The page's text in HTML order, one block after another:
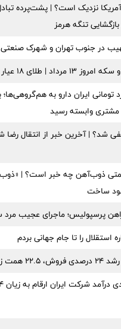
آمریکا نزدیک است؟ | پشت‌پرده
تنگه هرمز
در جنوب تهران و شهرک
| طلای ۱۸ عیار چند شد؟
میلیارد تومانی ایران دارو به
وابسته رسید
شد؟ | آخرین خبر از انتقال رضا
سود ۲.۴ همتی ذوب‌آهن چه خبر است؟ |
پرسپولیس؛ ماجرای عجیب مرد
استقلال را تا جام جهانی بردم
ساخت؟